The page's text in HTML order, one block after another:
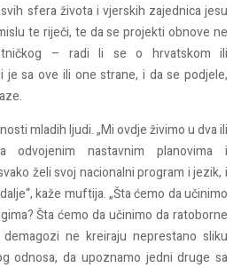
sfera života i vjerskih zajednica jesu
te riječi, te da se projekti obnove ne
– radi li se o hrvatskom ili
je sa ove ili one strane, i da se podjele,
mladih ljudi. „Mi ovdje živimo u dva ili
odvojenim nastavnim planovima i
želi svoj nacionalni program i jezik, i
kaže muftija. „Šta ćemo da učinimo
Šta ćemo da učinimo da ratoborne
ne kreiraju neprestano sliku
odnosa, da upoznamo jedni druge sa